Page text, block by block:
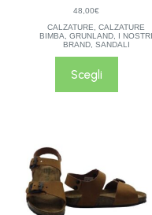
48,00€
CALZATURE,CALZATURE
BIMBA,GRUNLAND,
I NOSTRI
BRAND, SANDALI
Scegli